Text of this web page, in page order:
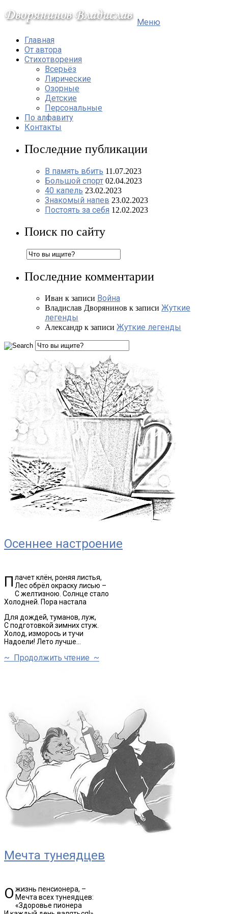
Меню
Главная
От автора
Стихотворения
Всерьёз
Лирические
Озорные
Детские
Персональные
По алфавиту
Контакты
Последние публикации
В память вбить 11.07.2023
Большой спорт 02.04.2023
40 капель 23.02.2023
Знакомый напев 23.02.2023
Постоять за себя 12.02.2023
Поиск по сайту
Последние комментарии
Иван к записи Война
Владислав Дворянинов к записи Жуткие
легенды
Александр к записи Жуткие легенды
Осеннее настроение
Плачет клён, роняя листья,
Лес обрёл окраску лисью –
С желтизною. Солнце стало
Холодней. Пора настала
Для дождей, туманов, луж,
С подготовкой зимних стуж.
Холод, изморось и тучи
Надоели! Лето лучше…
~ Продолжить чтение ~
Мечта тунеядцев
О жизнь пенсионера, –
Мечта всех тунеядцев:
«Здоровье пионера